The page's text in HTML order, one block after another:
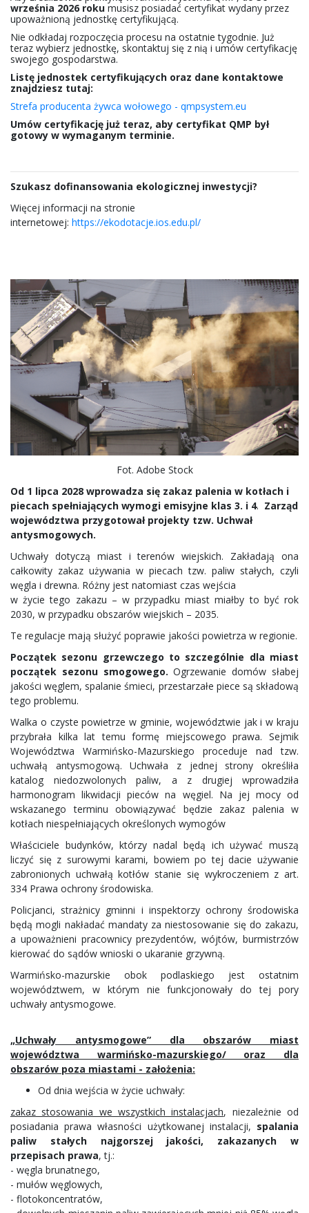
września 2026 roku musisz posiadać certyfikat wydany przez
upoważnioną jednostkę certyfikującą.
Nie odkładaj rozpoczęcia procesu na ostatnie tygodnie. Już
teraz wybierz jednostkę, skontaktuj się z nią i umów certyfikację
swojego gospodarstwa.
Listę jednostek certyfikujących oraz dane kontaktowe
znajdziesz tutaj:
Strefa producenta żywca wołowego - qmpsystem.eu
Umów certyfikację już teraz, aby certyfikat QMP był
gotowy w wymaganym terminie.
Szukasz dofinansowania ekologicznej inwestycji?
Więcej informacji na stronie
internetowej: https://ekodotacje.ios.edu.pl/
Fot. Adobe Stock
Od 1 lipca 2028 wprowadza się zakaz palenia w kotłach i
piecach spełniających wymogi emisyjne klas 3. i 4. Zarząd
województwa przygotował projekty tzw. Uchwał
antysmogowych.
Uchwały dotyczą miast i terenów wiejskich. Zakładają ona
całkowity zakaz używania w piecach tzw. paliw stałych, czyli
węgla i drewna. Różny jest natomiast czas wejścia
w życie tego zakazu – w przypadku miast miałby to być rok
2030, w przypadku obszarów wiejskich – 2035.
Te regulacje mają służyć poprawie jakości powietrza w regionie.
Początek sezonu grzewczego to szczególnie dla miast
początek sezonu smogowego.Ogrzewanie domów słabej
jakości węglem, spalanie śmieci, przestarzałe piece są składową
tego problemu.
Walka o czyste powietrze w gminie, województwie jak i w kraju
przybrała kilka lat temu formę miejscowego prawa. Sejmik
Województwa Warmińsko-Mazurskiego proceduje nad tzw.
uchwałą antysmogową. Uchwała z jednej strony określiła
katalog niedozwolonych paliw, a z drugiej wprowadziła
harmonogram likwidacji pieców na węgiel. Na jej mocy od
wskazanego terminu obowiązywać będzie zakaz palenia w
kotłach niespełniających określonych wymogów
Właściciele budynków, którzy nadal będą ich używać muszą
liczyć się z surowymi karami, bowiem po tej dacie używanie
zabronionych uchwałą kotłów stanie się wykroczeniem z art.
334 Prawa ochrony środowiska.
Policjanci, strażnicy gminni i inspektorzy ochrony środowiska
będą mogli nakładać mandaty za niestosowanie się do zakazu,
a upoważnieni pracownicy prezydentów, wójtów, burmistrzów
kierować do sądów wnioski o ukaranie grzywną.
Warmińsko-mazurskie obok podlaskiego jest ostatnim
województwem, w którym nie funkcjonowały do tej pory
uchwały antysmogowe.
„Uchwały antysmogowe” dla obszarów miast
województwa warmińsko-mazurskiego/ oraz dla
obszarów poza miastami - założenia:
Od dnia wejścia w życie uchwały:
zakaz stosowania we wszystkich instalacjach, niezależnie od
posiadania prawa własności użytkowanej instalacji, spalania
paliw stałych najgorszej jakości, zakazanych w
przepisach prawa, tj.:
- węgla brunatnego,
- mułów węglowych,
- flotokoncentratów,